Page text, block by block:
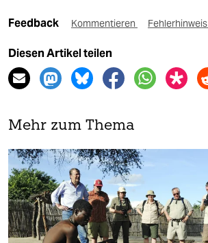
Feedback Kommentieren Fehlerhinweis
Diesen Artikel teilen
Mehr zum Thema